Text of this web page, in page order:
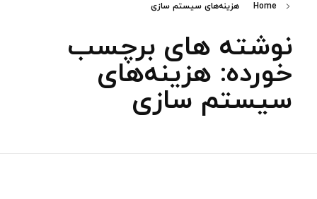
Home هزینه‌های سیستم سازی
نوشته های برچسب
خورده: هزینه‌های
سیستم سازی